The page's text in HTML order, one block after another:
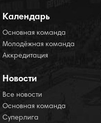
Календарь
Основная команда
Молодёжная команда
Аккредитация
Новости
Все новости
Основная команда
Суперлига